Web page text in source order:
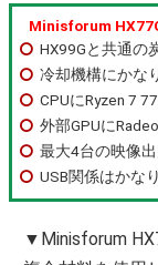
Minisforum
HX99Gと共通の
冷却機構にかな
CPUにRyzen 7
外部GPUに
最大4台の映像
USB関係はかな
▼Minisforum